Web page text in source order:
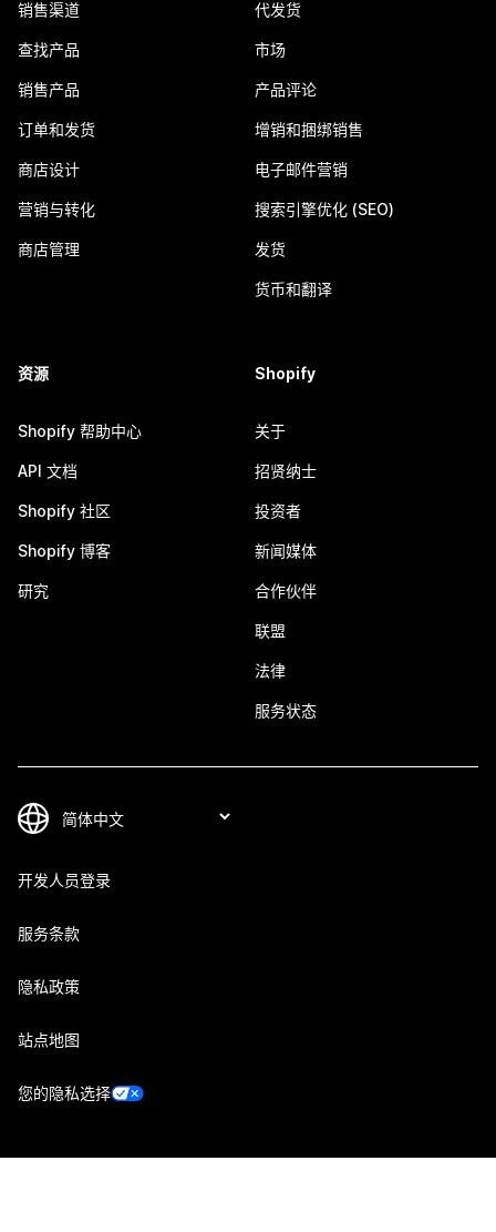
销售渠道
查找产品
销售产品
订单和发货
商店设计
营销与转化
商店管理
代发货
市场
产品评论
增销和捆绑销售
电子邮件营销
搜索引擎优化 (SEO)
发货
货币和翻译
资源
Shopify 帮助中心
API 文档
Shopify 社区
Shopify 博客
研究
Shopify
关于
招贤纳士
投资者
新闻媒体
合作伙伴
联盟
法律
服务状态
开发人员登录
服务条款
隐私政策
站点地图
您的隐私选择